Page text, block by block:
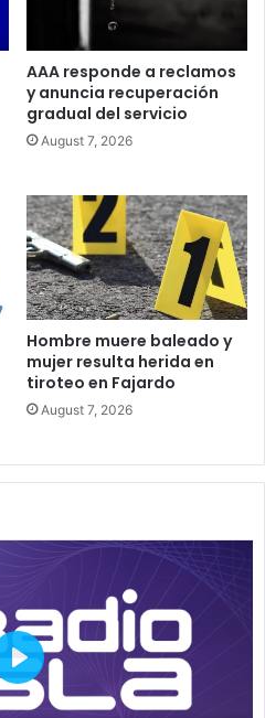
AAA responde a reclamos
y anuncia recuperación
gradual del servicio
August 7, 2026
Hombre muere baleado y
mujer resulta herida en
tiroteo en Fajardo
August 7, 2026
P